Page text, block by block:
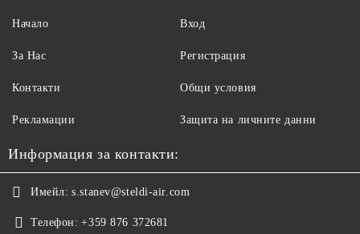
Начало
За Нас
Контакти
Рекламации
Вход
Регистрация
Общи условия
Защита на личните данни
Информация за контакти:
Имейл: s.stanev@steldi-air.com
Телефон: +359 876 372681